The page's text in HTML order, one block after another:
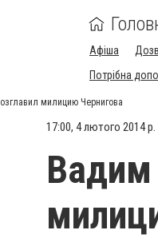
Афіша
Потрібна
милицию Чернигова
17:00, 4 лютого 2014 р.
Вадим